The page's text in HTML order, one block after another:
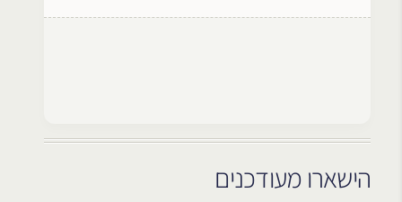
הישארו מעודכנים